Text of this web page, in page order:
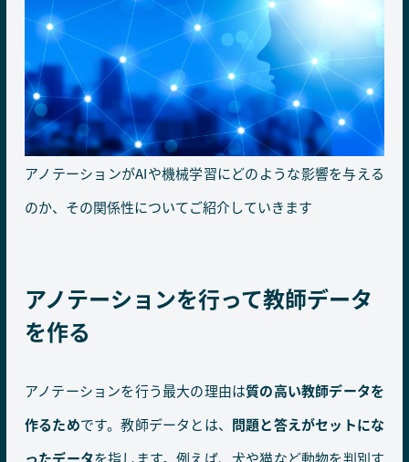
アノテーションがAIや機械学習にどのような影響を与える
のか、その関係性についてご紹介していきます
アノテーションを行って教師データ
を作る
アノテーションを行う最大の理由は質の高い教師データを
作るためです。教師データとは、 問題と答えがセットにな
ったデータを指します。例えば、犬や猫など動物を判別す